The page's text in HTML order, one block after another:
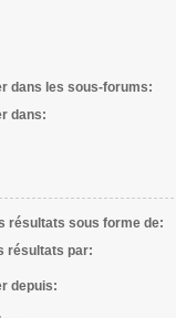
dans les sous-forums:
dans:
résultats sous forme de:
résultats par:
depuis: